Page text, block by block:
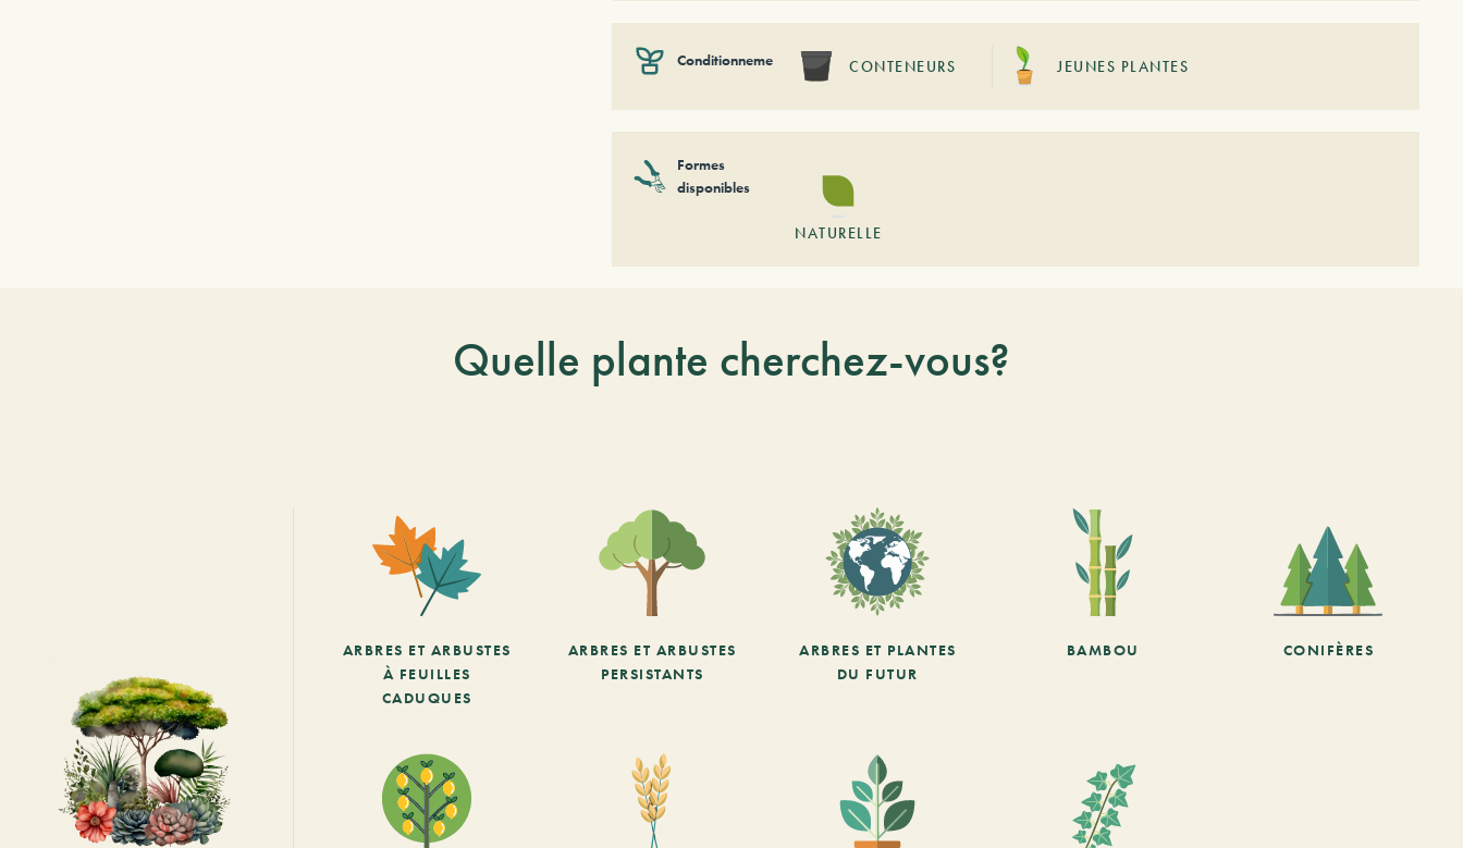
Conditionnement CONTENEURS JEUNES PLANTES
Formes
disponibles
NATURELLE
Quelle plante cherchez-vous?
ARBRES ET ARBUSTES
À FEUILLES
CADUQUES
ARBRES ET ARBUSTES
PERSISTANTS
ARBRES ET PLANTES
DU FUTUR
BAMBOU CONIFÈRES